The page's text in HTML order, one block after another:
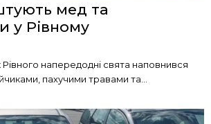
мед та
у Рівному
напередодні свята наповнився
пахучими травами та...